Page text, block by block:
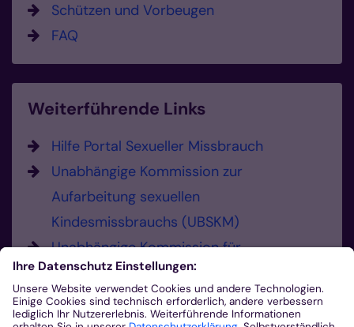
Schützen und Vorbeugen
FAQ
Weiterführende Links
Hilfe Portal Sexueller Missbrauch
Unabhängige Kommission zur
Aufarbeitung sexuellen
Kindesmissbrauchs (UBSKM)
Unabhängige Kommission für
Anerkennungsleistungen (UKA)